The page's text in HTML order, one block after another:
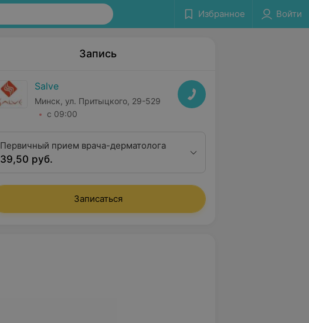
Избранное Войти
Запись
Salve
Минск, ул. Притыцкого, 29-529
с 09:00
Первичный прием врача-дерматолога
39,50 руб.
Записаться